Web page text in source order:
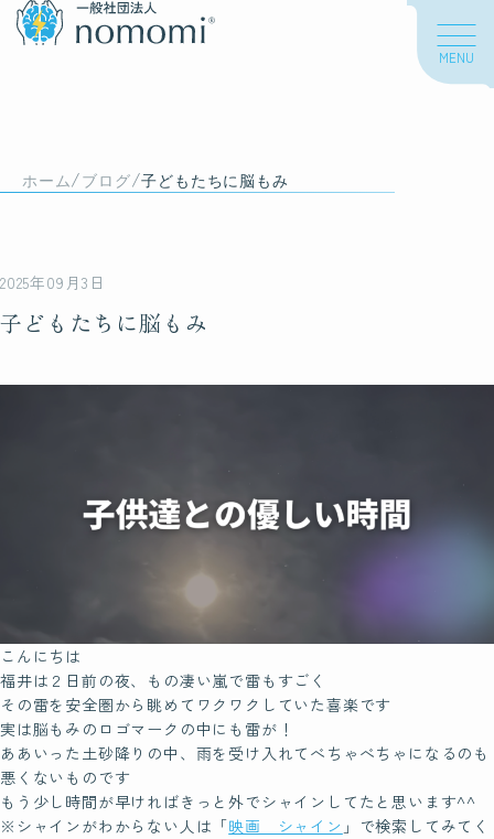
MENU
私たちについて
海外での活動
About nomomi
脳もみの効果
認定講師制度について
脳もみの
資格について
Certification
ホーム/ブログ/子どもたちに脳もみ
2025年09月3日
子どもたちに脳もみ
こんにちは
福井は２日前の夜、もの凄い嵐で雷もすごく
その雷を安全圏から眺めてワクワクしていた喜楽です
実は脳もみのロゴマークの中にも雷が！
ああいった土砂降りの中、雨を受け入れてべちゃべちゃになるのも
悪くないものです
もう少し時間が早ければきっと外でシャインしてたと思います^^
※シャインがわからない人は「映画 シャイン 」で検索してみてく